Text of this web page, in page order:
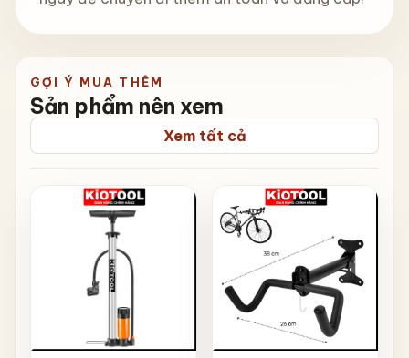
GỢI Ý MUA THÊM
Sản phẩm nên xem
Xem tất cả